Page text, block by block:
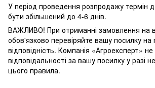
У період проведення розпродажу термін
бути збільшений до 4-6 днів.
ВАЖЛИВО! При отриманні замовлення на
обов'язково перевіряйте вашу посилку на
відповідність. Компанія «Агроексперт»
відповідальності за вашу посилку у разі
цього правила.